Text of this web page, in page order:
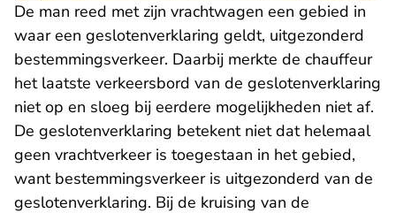
De man reed met zijn vrachtwagen een gebied in
waar een geslotenverklaring geldt, uitgezonderd
bestemmingsverkeer. Daarbij merkte de chauffeur
het laatste verkeersbord van de geslotenverklaring
niet op en sloeg bij eerdere mogelijkheden niet af.
De geslotenverklaring betekent niet dat helemaal
geen vrachtverkeer is toegestaan in het gebied,
want bestemmingsverkeer is uitgezonderd van de
geslotenverklaring. Bij de kruising van de